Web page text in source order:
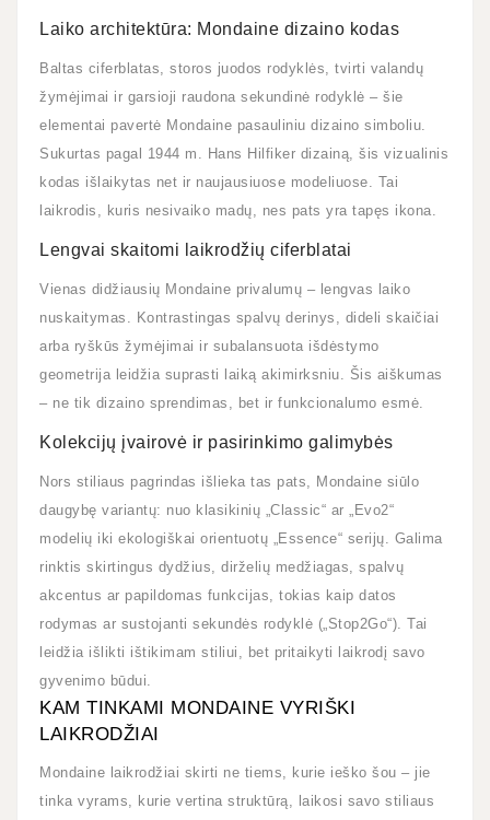
Laiko architektūra: Mondaine dizaino kodas
Baltas ciferblatas, storos juodos rodyklės, tvirti valandų
žymėjimai ir garsioji raudona sekundinė rodyklė – šie
elementai pavertė Mondaine pasauliniu dizaino simboliu.
Sukurtas pagal 1944 m. Hans Hilfiker dizainą, šis vizualinis
kodas išlaikytas net ir naujausiuose modeliuose. Tai
laikrodis, kuris nesivaiko madų, nes pats yra tapęs ikona.
Lengvai skaitomi laikrodžių ciferblatai
Vienas didžiausių Mondaine privalumų – lengvas laiko
nuskaitymas. Kontrastingas spalvų derinys, dideli skaičiai
arba ryškūs žymėjimai ir subalansuota išdėstymo
geometrija leidžia suprasti laiką akimirksniu. Šis aiškumas
– ne tik dizaino sprendimas, bet ir funkcionalumo esmė.
Kolekcijų įvairovė ir pasirinkimo galimybės
Nors stiliaus pagrindas išlieka tas pats, Mondaine siūlo
daugybę variantų: nuo klasikinių „Classic“ ar „Evo2“
modelių iki ekologiškai orientuotų „Essence“ serijų. Galima
rinktis skirtingus dydžius, dirželių medžiagas, spalvų
akcentus ar papildomas funkcijas, tokias kaip datos
rodymas ar sustojanti sekundės rodyklė („Stop2Go“). Tai
leidžia išlikti ištikimam stiliui, bet pritaikyti laikrodį savo
gyvenimo būdui.
KAM TINKAMI MONDAINE VYRIŠKI
LAIKRODŽIAI
Mondaine laikrodžiai skirti ne tiems, kurie ieško šou – jie
tinka vyrams, kurie vertina struktūrą, laikosi savo stiliaus